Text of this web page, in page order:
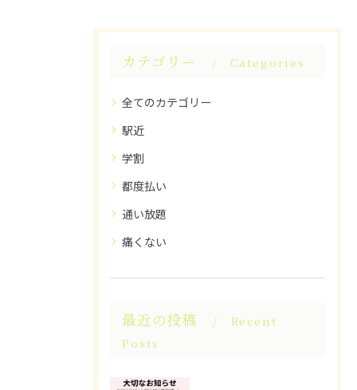
カテゴリー Categories
全てのカテゴリー
駅近
学割
都度払い
通い放題
痛くない
最近の投稿
Recent
Posts